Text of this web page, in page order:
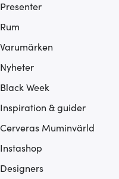
Presenter
Rum
Varumärken
Nyheter
Black Week
Inspiration & guider
Cerveras Muminvärld
Instashop
Designers